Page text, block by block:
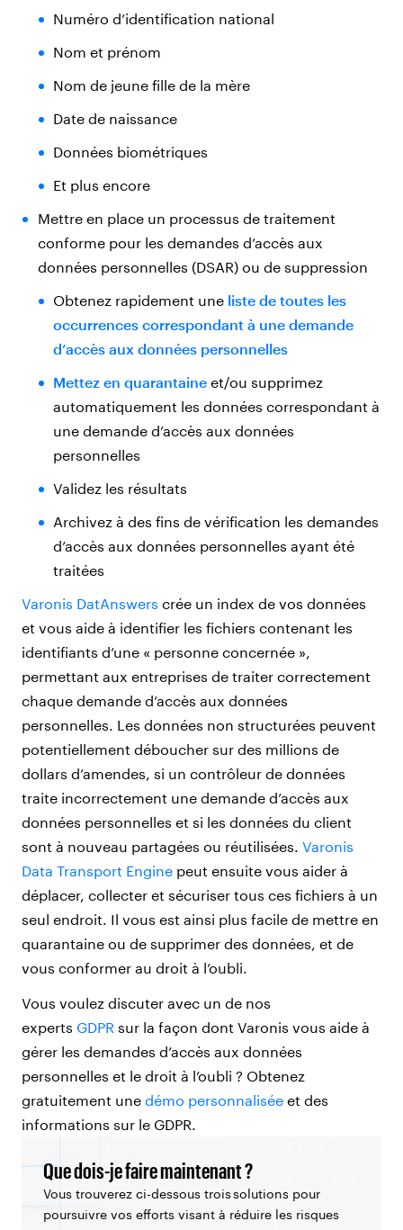
Numéro d’identification national
Nom et prénom
Nom de jeune fille de la mère
Date de naissance
Données biométriques
Et plus encore
Mettre en place un processus de traitement
conforme pour les demandes d’accès aux
données personnelles (DSAR) ou de suppression
Obtenez rapidement une liste de toutes les
occurrences correspondant à une demande
d’accès aux données personnelles
Mettez en quarantaine et/ou supprimez
automatiquement les données correspondant à
une demande d’accès aux données
personnelles
Validez les résultats
Archivez à des fins de vérification les demandes
d’accès aux données personnelles ayant été
traitées
Varonis DatAnswers crée un index de vos données
et vous aide à identifier les fichiers contenant les
identifiants d’une « personne concernée »,
permettant aux entreprises de traiter correctement
chaque demande d’accès aux données
personnelles. Les données non structurées peuvent
potentiellement déboucher sur des millions de
dollars d’amendes, si un contrôleur de données
traite incorrectement une demande d’accès aux
données personnelles et si les données du client
sont à nouveau partagées ou réutilisées. Varonis
Data Transport Engine peut ensuite vous aider à
déplacer, collecter et sécuriser tous ces fichiers à un
seul endroit. Il vous est ainsi plus facile de mettre en
quarantaine ou de supprimer des données, et de
vous conformer au droit à l’oubli.
Vous voulez discuter avec un de nos
experts GDPR sur la façon dont Varonis vous aide à
gérer les demandes d’accès aux données
personnelles et le droit à l’oubli ? Obtenez
gratuitement une démo personnalisée et des
informations sur le GDPR.
Que dois-je faire maintenant ?
Vous trouverez ci-dessous trois solutions pour
poursuivre vos efforts visant à réduire les risques